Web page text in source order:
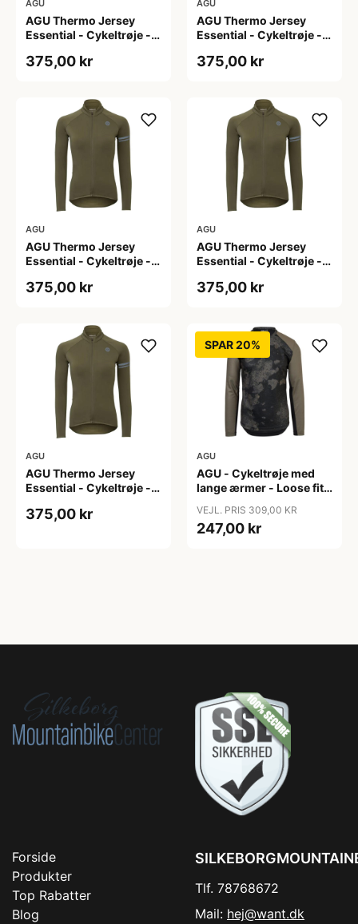
AGU
AGU Thermo Jersey
Essential - Cykeltrøje -
L
375,00 kr
AGU
AGU Thermo Jersey
Essential - Cykeltrøje -
M
375,00 kr
AGU
AGU Thermo Jersey
Essential - Cykeltrøje -
S
375,00 kr
AGU
AGU Thermo Jersey
Essential - Cykeltrøje -
XL
375,00 kr
AGU
AGU Thermo Jersey
Essential - Cykeltrøje -
XXL
375,00 kr
SPAR 20%
AGU
AGU - Cykeltrøje med
lange ærmer - Loose fit -
VEJL. PRIS 309,00 KR
247,00 kr
Forside
Produkter
Top Rabatter
Blog
Tlf. 78768672
Mail: hej@want.dk